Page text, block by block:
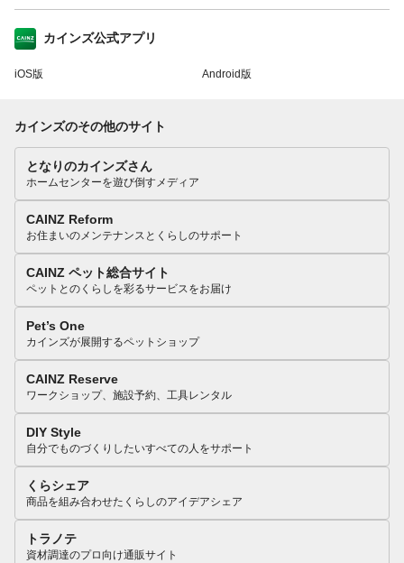
カインズ公式アプリ
iOS版 Android版
カインズのその他のサイト
となりのカインズさん
ホームセンターを遊び倒すメディア
CAINZ Reform
お住まいのメンテナンスとくらしのサポート
CAINZ ペット総合サイト
ペットとのくらしを彩るサービスをお届け
Pet’s One
カインズが展開するペットショップ
CAINZ Reserve
ワークショップ、施設予約、工具レンタル
DIY Style
自分でものづくりしたいすべての人をサポート
くらシェア
商品を組み合わせたくらしのアイデアシェア
トラノテ
資材調達のプロ向け通販サイト